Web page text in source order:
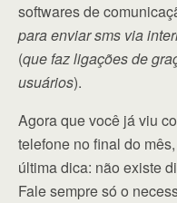
softwares de
para enviar sms via
(que faz ligações de
usuários).
Agora que você já viu
telefone no final do
última dica: não existe
Fale sempre só o